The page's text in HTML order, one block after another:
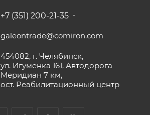
+7 (351) 200-21-35
galeontrade@comiron.com
454082, г. Челябинск,
ул. Игуменка 161, Автодорога
Меридиан 7 км,
ост. Реабилитационный центр